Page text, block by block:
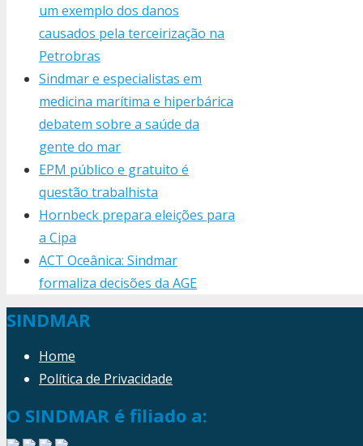
um exemplo dos danos
causados pela terceirização na
Petrobras
Sindmar e especialistas em
medicina marítima e hiperbárica
debatem sobre a saúde da
gente do mar
EPM público e gratuito é
questão trabalhista
Hornbeck prepara eleições para
a Cipa
ACT Oceânica: Sindmar
formaliza decisões da AGE
SINDMAR
Home
Política de Privacidade
O SINDMAR é filiado a: